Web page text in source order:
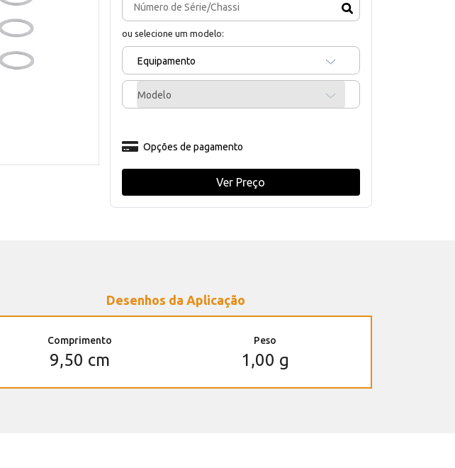
ou selecione um modelo:
Equipamento
Modelo
Opções de pagamento
Ver Preço
Desenhos da Aplicação
Comprimento
9,50 cm
Peso
1,00 g